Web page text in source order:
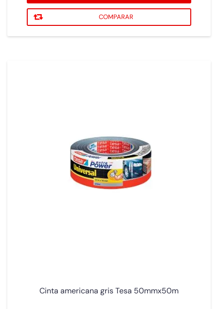
COMPARAR
Cinta americana gris Tesa 50mmx50m